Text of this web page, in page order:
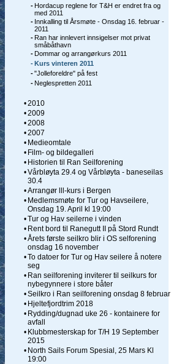
-Hordacup reglene for T&H er endret fra og
med 2011
- Innkalling til Årsmøte - Onsdag 16. februar -
2011
-Ran har innlevert innsigelser mot privat
småbåthavn
-Dommar og arrangørkurs 2011
-Kurs vinteren 2011
-"Jolleforeldre" på fest
-Neglespretten 2011
•2010
•2009
•2008
•2007
• Medieomtale
• Film- og bildegalleri
• Historien til Ran Seilforening
•Vårbløyta 29.4 og Vårbløyta - baneseilas
30.4
•Arrangør lll-kurs i Bergen
• Medlemsmøte for Tur og Havseilere,
Onsdag 19. April kl 19:00
•Tur og Hav seilerne i vinden
• Rent bord til Ranegutt II på Stord Rundt
•Årets første seilkro blir i OS selforening
onsdag 16 november
•To datoer for Tur og Hav seilere å notere
seg
• Ran seilforening inviterer til seilkurs for
nybegynnere i store båter
•Seilkro i Ran seilforening onsdag 8 februar
• Hjeltefjordtrim 2018
• Rydding/dugnad uke 26 - kontainere for
avfall
• Klubbmesterskap for T/H 19 September
2015
• North Sails Forum Spesial, 25 Mars Kl
19:00